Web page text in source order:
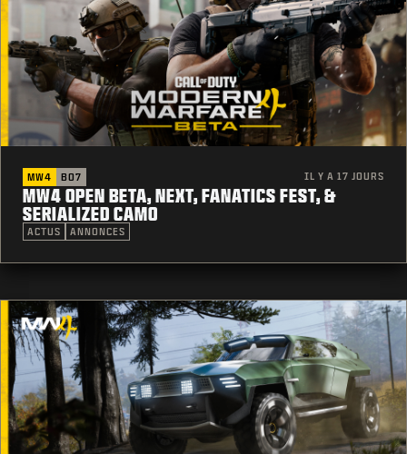
MW4 BO7 IL Y A 17 JOURS
MW4 OPEN BETA, NEXT, FANATICS FEST, &
SERIALIZED CAMO
ACTUS ANNONCES